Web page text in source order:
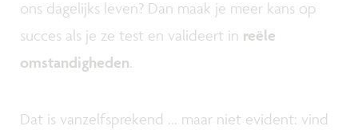
ons dagelijks leven? Dan maak je meer kans op
succes als je ze test en valideert in reële
omstandigheden.
Dat is vanzelfsprekend ... maar niet evident: vind